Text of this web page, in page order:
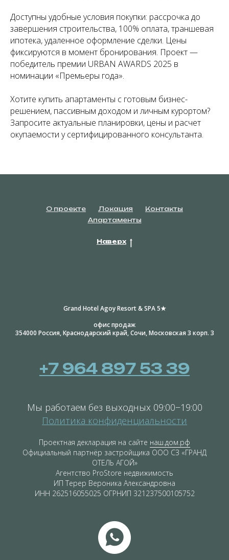
Доступны удобные условия покупки: рассрочка до
завершения строительства, 100% оплата, траншевая
ипотека, удаленное оформление сделки. Цены
фиксируются в момент бронирования. Проект —
победитель премии URBAN AWARDS 2025 в
номинации «Премьеры года».
Хотите купить апартаменты с готовым бизнес-
решением, пассивным доходом и личным курортом?
Запросите актуальные планировки, цены и расчет
окупаемости у сертифицированного консультанта.
О проекте Локация
Контакты
Апартаменты
Наверх
Grand Hotel Agoy Resort & SPA 5★
офис продаж
354000 Россия, Краснодарский край, Сочи, Московская 3 корп. 3
+7 964 897 53 39
Мы работаем без выходных 09:00−19:00
Политика конфиденциальности
Проектная декларация на сайте наш.дом.рф
Официальный партнёр застройщика ООО СЗ «ГРАНД
ОТЕЛЬ АГОЙ»
Агентство ProStore недвижимость
ИП Терер Вероника Александровна
ИНН 262516055025 ОГРНИП 321237500105752